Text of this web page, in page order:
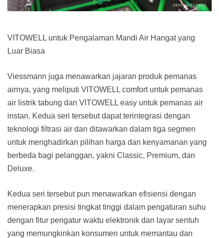
VITOWELL untuk Pengalaman Mandi Air Hangat yang
Luar Biasa
Viessmann juga menawarkan jajaran produk pemanas
airnya, yang meliputi VITOWELL comfort untuk pemanas
air listrik tabung dan VITOWELL easy untuk pemanas air
instan. Kedua seri tersebut dapat terintegrasi dengan
teknologi filtrasi air dan ditawarkan dalam tiga segmen
untuk menghadirkan pilihan harga dan kenyamanan yang
berbeda bagi pelanggan, yakni Classic, Premium, dan
Deluxe.
Kedua seri tersebut pun menawarkan efisiensi dengan
menerapkan presisi tingkat tinggi dalam pengaturan suhu
dengan fitur pengatur waktu elektronik dan layar sentuh
yang memungkinkan konsumen untuk memantau dan